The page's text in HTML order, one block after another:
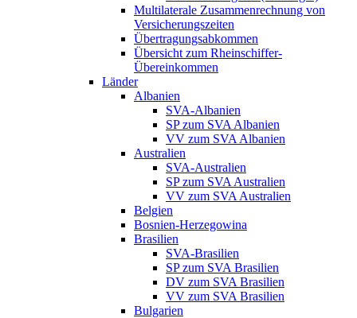
Multilaterale Zusammenrechnung von
Versicherungszeiten
Übertragungsabkommen
Übersicht zum Rheinschiffer-
Übereinkommen
Länder
Albanien
SVA-Albanien
SP zum SVA Albanien
VV zum SVA Albanien
Australien
SVA-Australien
SP zum SVA Australien
VV zum SVA Australien
Belgien
Bosnien-Herzegowina
Brasilien
SVA-Brasilien
SP zum SVA Brasilien
DV zum SVA Brasilien
VV zum SVA Brasilien
Bulgarien